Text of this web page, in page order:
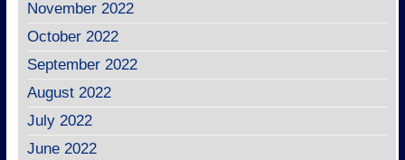
November 2022
October 2022
September 2022
August 2022
July 2022
June 2022